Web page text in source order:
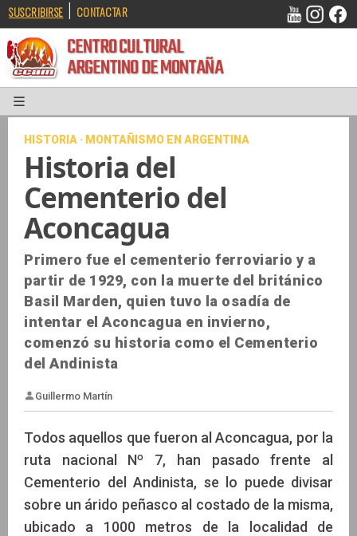
SUSCRIBIRSE | CONTACTAR
CENTRO CULTURAL
ARGENTINO DE MONTAÑA
HISTORIA · MONTAÑISMO EN ARGENTINA
Historia del
Cementerio del
Aconcagua
Primero fue el cementerio ferroviario y a
partir de 1929, con la muerte del británico
Basil Marden, quien tuvo la osadía de
intentar el Aconcagua en invierno,
comenzó su historia como el Cementerio
del Andinista
Guillermo Martín
Todos aquellos que fueron al Aconcagua, por la
ruta nacional Nº 7, han pasado frente al
Cementerio del Andinista, se lo puede divisar
sobre un árido peñasco al costado de la misma,
ubicado a 1000 metros de la localidad de